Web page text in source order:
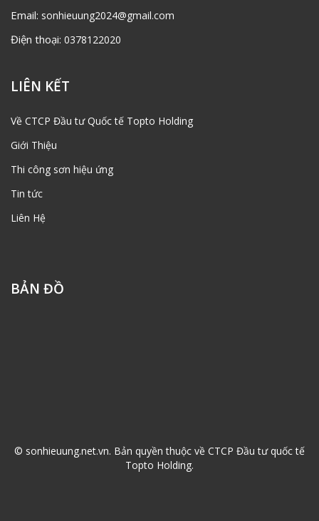
Email: sonhieuung2024@gmail.com
Điện thoại: 0378122020
LIÊN KẾT
Về CTCP Đầu tư Quốc tế Topto Holding
Giới Thiệu
Thi công sơn hiệu ứng
Tin tức
Liên Hệ
BẢN ĐỒ
© sonhieuung.net.vn. Bản quyền thuộc về CTCP Đầu tư quốc tế
Topto Holding.